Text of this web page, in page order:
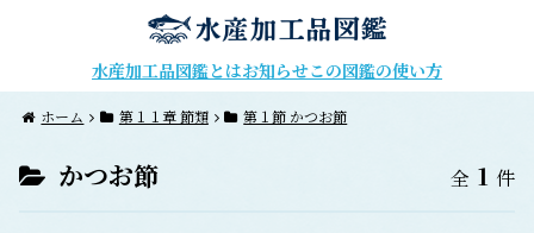
水産加工品図鑑とはお知らせこの図鑑の使い方
ホーム 第１１章 節類 第１節 かつお節
かつお節 全 1 件